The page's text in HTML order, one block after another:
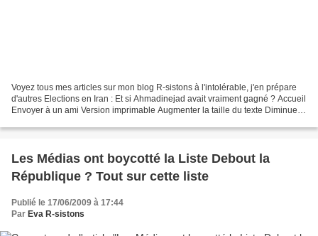
Voyez tous mes articles sur mon blog R-sistons à l'intolérable, j'en prépare
d'autres Elections en Iran : Et si Ahmadinejad avait vraiment gagné ? Accueil
Envoyer à un ami Version imprimable Augmenter la taille du texte Diminuer
Les Médias ont boycotté la Liste Debout la
République ? Tout sur cette liste
Publié le 17/06/2009 à 17:44
Par Eva R-sistons